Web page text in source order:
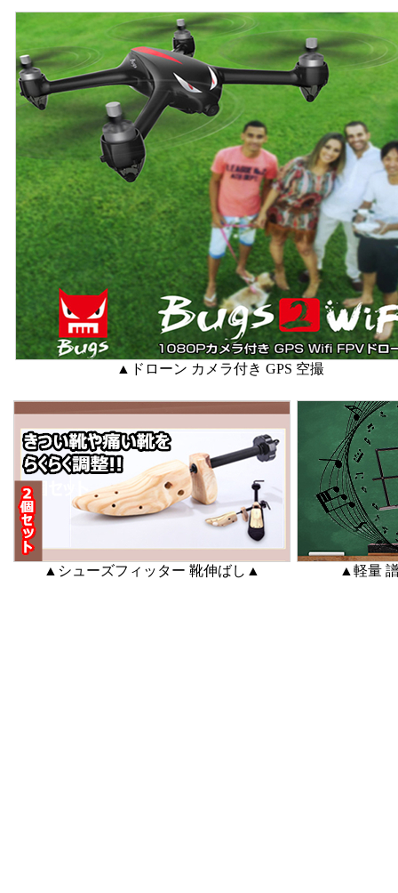
▲ドローン カメラ付き GPS 空撮
▲シューズフィッター 靴伸ばし▲ ▲軽量